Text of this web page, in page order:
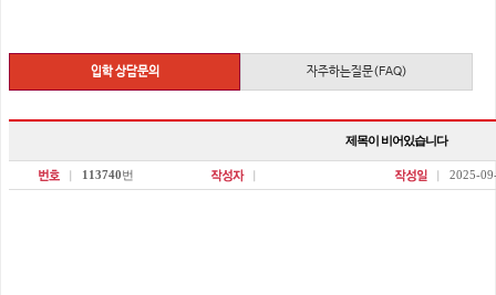
입학 상담문의 자주하는질문(FAQ)
제목이 비어있습니다
113740번 2025-